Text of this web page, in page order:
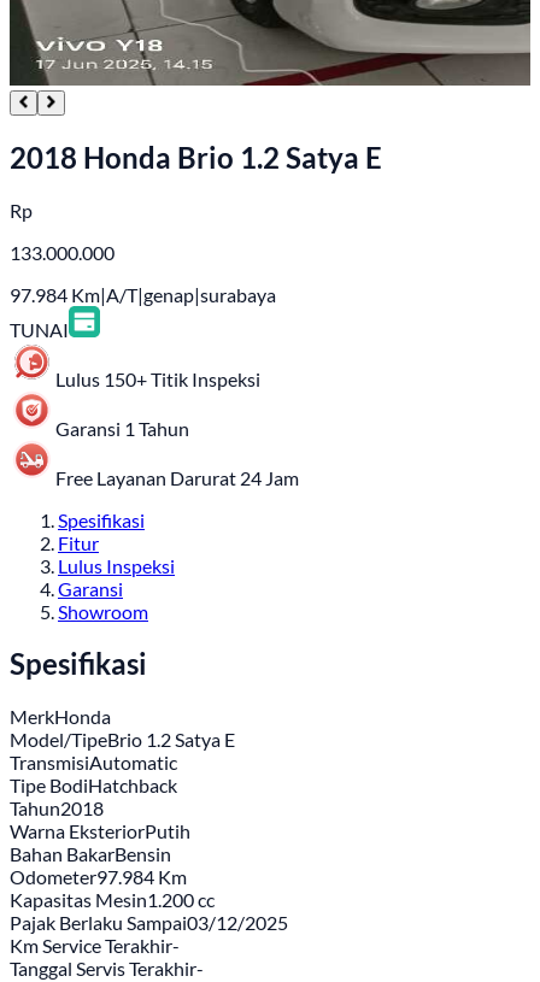
2018 Honda Brio 1.2 Satya E
Rp
133.000.000
97.984 Km|A/T|genap|surabaya
TUNAI
Lulus 150+ Titik Inspeksi
Garansi 1 Tahun
Free Layanan Darurat 24 Jam
Spesifikasi
Fitur
Lulus Inspeksi
Garansi
Showroom
Spesifikasi
MerkHonda
Model/TipeBrio 1.2 Satya E
TransmisiAutomatic
Tipe BodiHatchback
Tahun2018
Warna EksteriorPutih
Bahan BakarBensin
Odometer97.984 Km
Kapasitas Mesin1.200 cc
Pajak Berlaku Sampai03/12/2025
Km Service Terakhir-
Tanggal Servis Terakhir-